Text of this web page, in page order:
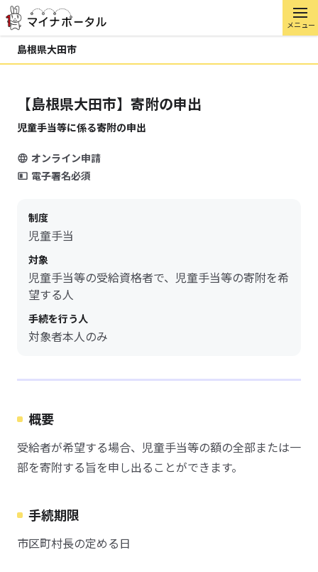
メニュー
島根県大田市
【島根県大田市】寄附の申出
児童手当等に係る寄附の申出
オンライン申請
電子署名必須
制度
児童手当
対象
児童手当等の受給資格者で、児童手当等の寄附を希
望する人
手続を行う人
対象者本人のみ
概要
受給者が希望する場合、児童手当等の額の全部または一
部を寄附する旨を申し出ることができます。
手続期限
市区町村長の定める日